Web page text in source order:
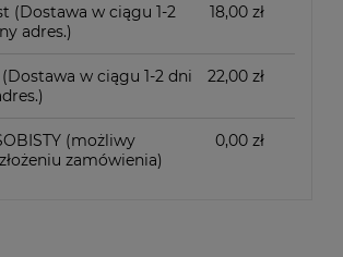
(Dostawa w ciągu 1-2
adres.)
18,00 zł
(Dostawa w ciągu 1-2 dni
22,00 zł
(możliwy
zamówienia)
0,00 zł